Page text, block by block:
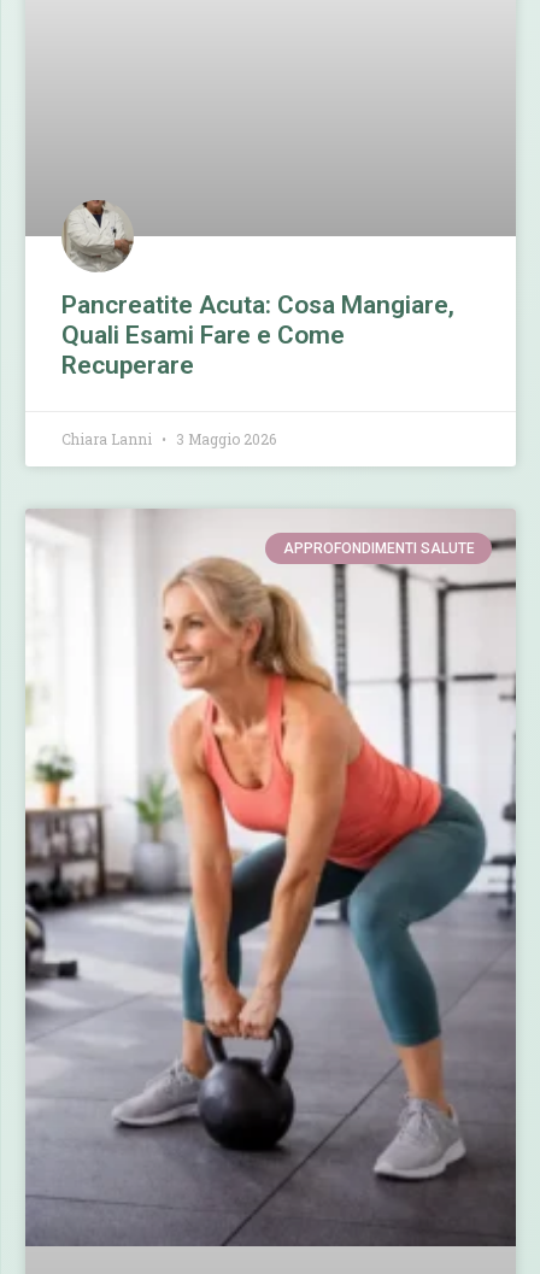
Pancreatite Acuta: Cosa Mangiare,
Quali Esami Fare e Come
Recuperare
Chiara Lanni 3 Maggio 2026
APPROFONDIMENTI SALUTE